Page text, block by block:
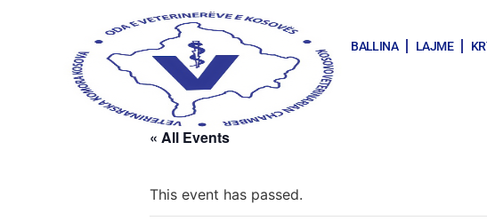
BALLINA LAJME
« All Events
This event has passed.